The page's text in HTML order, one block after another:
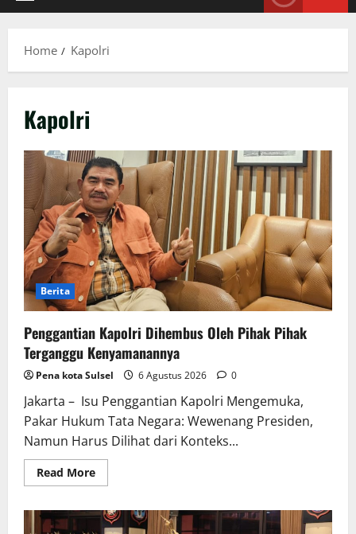
Home Kapolri
Kapolri
Berita
Penggantian Kapolri Dihembus Oleh Pihak Pihak
Terganggu Kenyamanannya
Pena kota Sulsel 6 Agustus 2026 0
Jakarta – Isu Penggantian Kapolri Mengemuka,
Pakar Hukum Tata Negara: Wewenang Presiden,
Namun Harus Dilihat dari Konteks...
Read MoreRead
more
Kapolri
Dihembus